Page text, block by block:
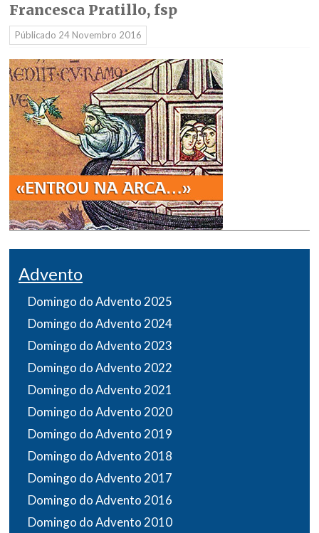
Francesca Pratillo, fsp
Públicado 24 Novembro 2016
Advento
Domingo do Advento 2025
Domingo do Advento 2024
Domingo do Advento 2023
Domingo do Advento 2022
Domingo do Advento 2021
Domingo do Advento 2020
Domingo do Advento 2019
Domingo do Advento 2018
Domingo do Advento 2017
Domingo do Advento 2016
Domingo do Advento 2010